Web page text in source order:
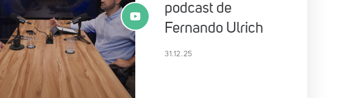
podcast de
Fernando Ulrich
31.12.25